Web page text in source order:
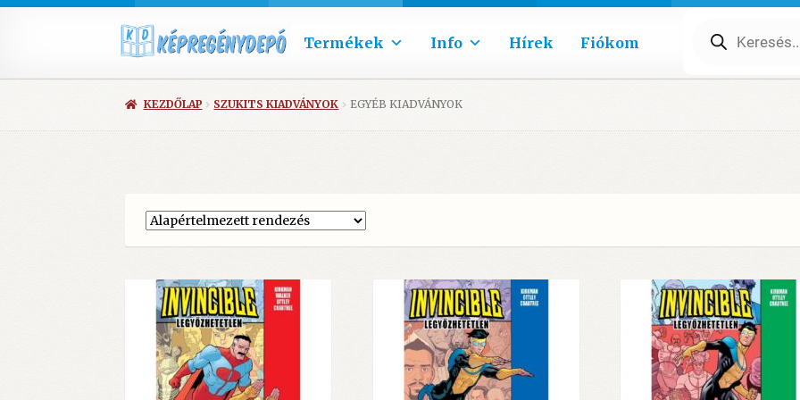
Termékek Info Hírek Fiókom search
KEZDŐLAP SZUKITS KIADVÁNYOK EGYÉB KIADVÁNYOK